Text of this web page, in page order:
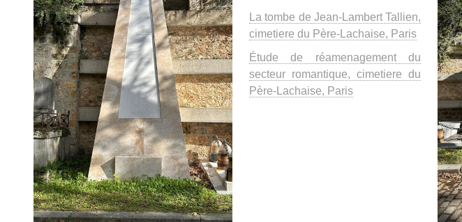
La tombe de Jean-Lambert Tallien,
cimetiere du Père-Lachaise, Paris
Étude de réamenagement du
secteur romantique, cimetiere du
Père-Lachaise, Paris